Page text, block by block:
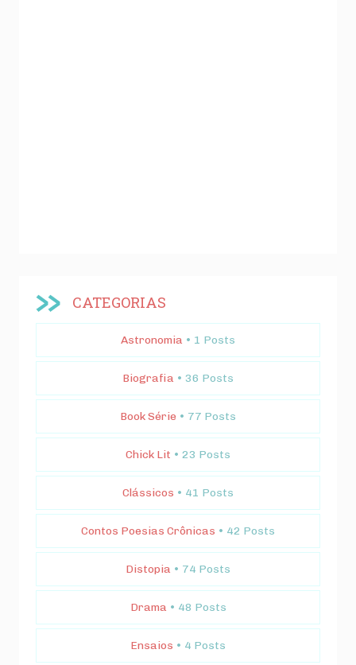
CATEGORIAS
Astronomia • 1 Posts
Biografia • 36 Posts
Book Série • 77 Posts
Chick Lit • 23 Posts
Clássicos • 41 Posts
Contos Poesias Crônicas • 42 Posts
Distopia • 74 Posts
Drama • 48 Posts
Ensaios • 4 Posts